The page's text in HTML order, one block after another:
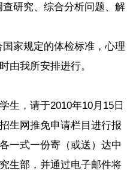
究、综合分析问题、解
规定的体检标准，心理
由我所安排进行。
，请于2010年10月15日
生网推免申请栏目进行报
一式一份寄（或送）达中
生部，并通过电子邮件将